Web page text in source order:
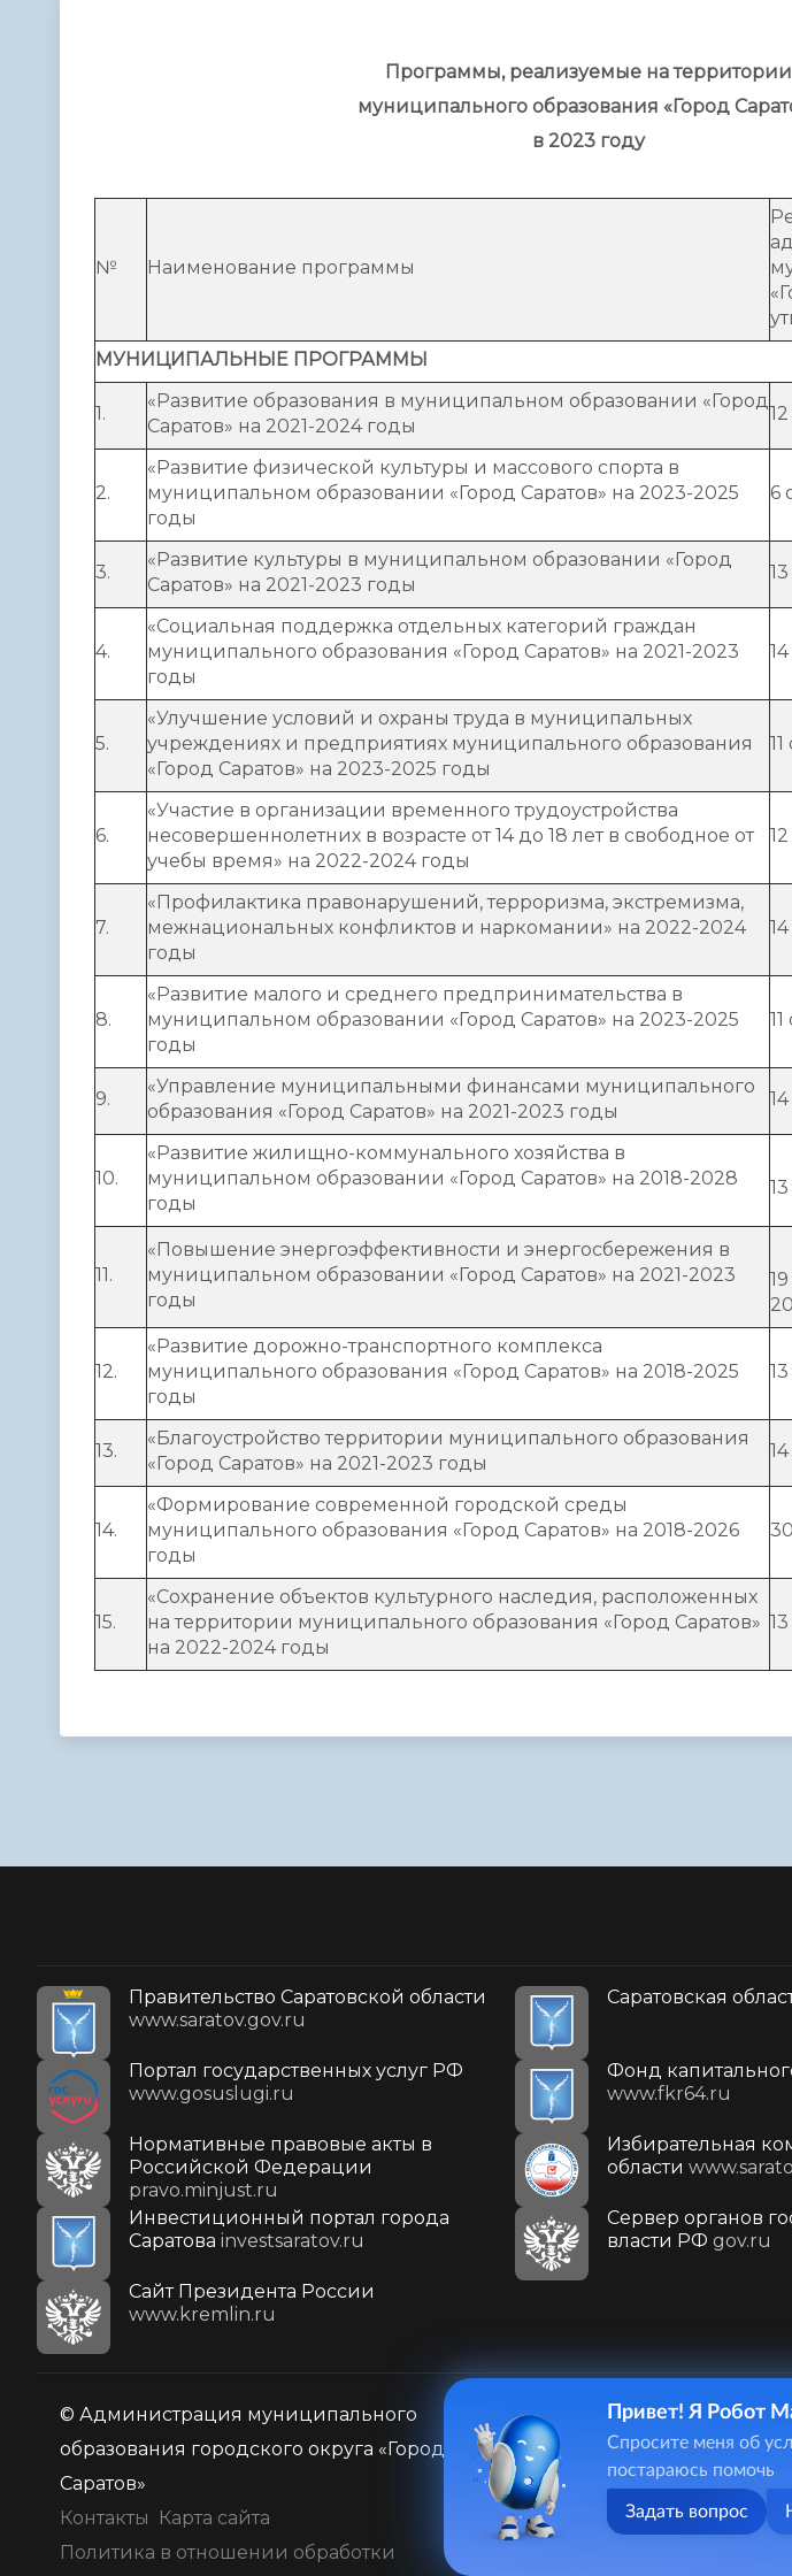
Программы, реализуемые на территории
муниципального образования «Город
в 2023 году
№ Наименование программы
МУНИЦИПАЛЬНЫЕ ПРОГРАММЫ
1.
«Развитие образования в муниципальном образовании «Город
Саратов» на 2021-2024 годы
2.
«Развитие физической культуры и массового спорта в
муниципальном образовании «Город Саратов» на 2023-2025
годы
6
3.
«Развитие культуры в муниципальном образовании «Город
Саратов» на 2021-2023 годы
4.
«Социальная поддержка отдельных категорий граждан
муниципального образования «Город Саратов» на 2021-2023
годы
5.
«Улучшение условий и охраны труда в муниципальных
учреждениях и предприятиях муниципального образования
«Город Саратов» на 2023-2025 годы
6.
«Участие в организации временного трудоустройства
несовершеннолетних в возрасте от 14 до 18 лет в свободное от
учебы время» на 2022-2024 годы
7.
«Профилактика правонарушений, терроризма, экстремизма,
межнациональных конфликтов и наркомании» на 2022-2024
годы
8.
«Развитие малого и среднего предпринимательства в
муниципальном образовании «Город Саратов» на 2023-2025
годы
9.
«Управление муниципальными финансами муниципального
образования «Город Саратов» на 2021-2023 годы
10.
«Развитие жилищно-коммунального хозяйства в
муниципальном образовании «Город Саратов» на 2018-2028
годы
11.
«Повышение энергоэффективности и энергосбережения в
муниципальном образовании «Город Саратов» на 2021-2023
годы
12.
«Развитие дорожно-транспортного комплекса
муниципального образования «Город Саратов» на 2018-2025
годы
13.
«Благоустройство территории муниципального образования
«Город Саратов» на 2021-2023 годы
14.
«Формирование современной городской среды
муниципального образования «Город Саратов» на 2018-2026
годы
15.
«Сохранение объектов культурного наследия, расположенных
на территории муниципального образования «Город Саратов»
на 2022-2024 годы
Правительство Саратовской области
www.saratov.gov.ru
Саратовская
Портал государственных услуг РФ
www.gosuslugi.ru
Фонд
www.fkr64.ru
Нормативные правовые акты в
Российской Федерации
pravo.minjust.ru
Избирательная
области
Инвестиционный портал города
Саратова investsaratov.ru
Сервер органов
власти РФ gov.ru
Cайт Президента России
www.kremlin.ru
© Администрация муниципального
образования городского округа «Город
Саратов»
Контакты
Карта сайта
Политика в отношении обработки
410031, г. Саратов, ул.
+7(8452)26-02-49
Привет! Я Робот
Спросите меня об
постараюсь помочь
Задать вопрос